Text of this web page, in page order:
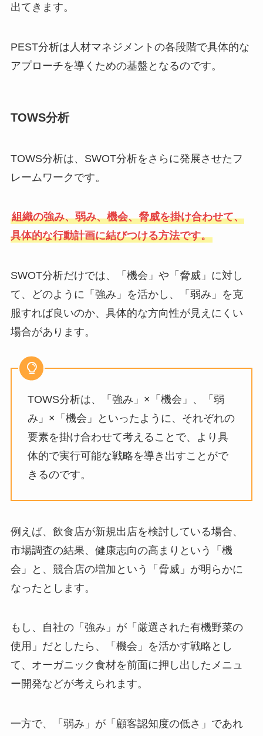
出てきます。
PEST分析は人材マネジメントの各段階で具体的な
アプローチを導くための基盤となるのです。
TOWS分析
TOWS分析は、SWOT分析をさらに発展させたフ
レームワークです。
組織の強み、弱み、機会、脅威を掛け合わせて、
具体的な行動計画に結びつける方法です。
SWOT分析だけでは、「機会」や「脅威」に対し
て、どのように「強み」を活かし、「弱み」を克
服すれば良いのか、具体的な方向性が見えにくい
場合があります。
TOWS分析は、「強み」×「機会」、「弱
み」×「機会」といったように、それぞれの
要素を掛け合わせて考えることで、より具
体的で実行可能な戦略を導き出すことがで
きるのです。
例えば、飲食店が新規出店を検討している場合、
市場調査の結果、健康志向の高まりという「機
会」と、競合店の増加という「脅威」が明らかに
なったとします。
もし、自社の「強み」が「厳選された有機野菜の
使用」だとしたら、「機会」を活かす戦略とし
て、オーガニック食材を前面に押し出したメニュ
ー開発などが考えられます。
一方で、「弱み」が「顧客認知度の低さ」であれ